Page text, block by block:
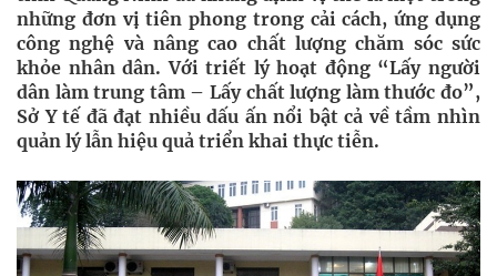
những đơn vị tiên phong trong cải cách, ứng dụng
công nghệ và nâng cao chất lượng chăm sóc sức
khỏe nhân dân. Với triết lý hoạt động “Lấy người
dân làm trung tâm – Lấy chất lượng làm thước đo”,
Sở Y tế đã đạt nhiều dấu ấn nổi bật cả về tầm nhìn
quản lý lẫn hiệu quả triển khai thực tiễn.